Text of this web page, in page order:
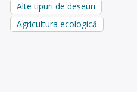
Alte tipuri de deșeuri
Agricultura ecologică